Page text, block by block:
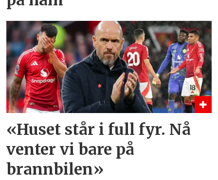
«Huset står i full fyr. Nå
venter vi bare på
brannbilen»